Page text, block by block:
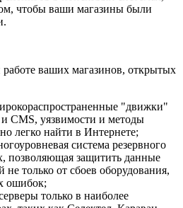
чтобы ваши магазины были
ваших магазинов, открытых
"движки"
CMS, уязвимости и методы
легко найти в Интернете;
система резервного
позволяющая защитить данные
не только от сбоев оборудования,
ошибок;
только в наиболее